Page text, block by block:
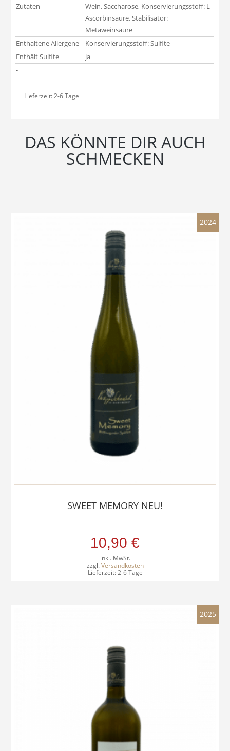
Zutaten
Wein, Saccharose, Konservierungsstoff: L-
Ascorbinsäure, Stabilisator:
Metaweinsäure
Enthaltene Allergene
Konservierungsstoff: Sulfite
Enthält Sulfite
ja
-
Lieferzeit:2-6 Tage
DAS KÖNNTE DIR AUCH
SCHMECKEN
2024
SWEET MEMORY NEU!
10,90 €
inkl. MwSt.
zzgl.Versandkosten
Lieferzeit:2-6 Tage
2025